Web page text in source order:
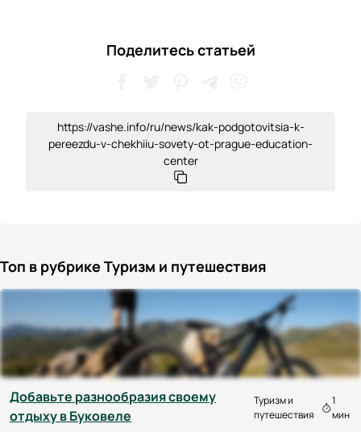
Поделитесь статьей
https://vashe.info/ru/news/kak-podgotovitsia-k-
pereezdu-v-chekhiiu-sovety-ot-prague-education-
center
Топ в рубрике Туризм и путешествия
Добавьте разнообразия своему
отдыху в Буковеле
Туризм и
путешествия
1
мин